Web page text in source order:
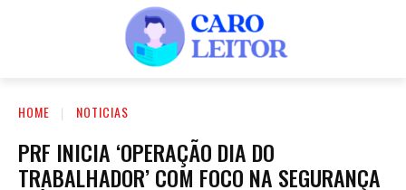
HOME NOTICIAS
PRF INICIA ‘OPERAÇÃO DIA DO
TRABALHADOR’ COM FOCO NA SEGURANÇA